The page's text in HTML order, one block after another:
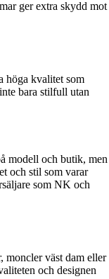
ger extra skydd mot
höga kvalitet som
bara stilfull utan
modell och butik, men
och stil som varar
som NK och
moncler väst dam eller
och designen